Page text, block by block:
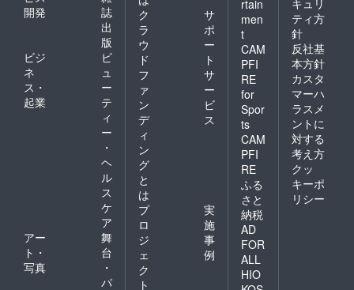
開発
誌
出
版
ビジ
ネ
ス・
起業
ビ
ュ
ー
テ
ィ
ー
・
ヘ
ル
ス
ケ
ア
アー
ト・
写真
舞
台
・
パ
ク
ラ
ウ
ド
フ
ァ
ン
デ
ィ
ン
グ
と
は
サ
ポ
ー
ト
サ
ー
ビ
ス
プ
ロ
ジ
ェ
ク
ト
実
施
事
例
rtain
men
t
CAM
PFI
RE
for
Spor
ts
CAM
PFI
RE
ふる
さと
納税
AD
FOR
ALL
HIO
ティ方
針
反社基
本方針
カスタ
マーハ
ラスメ
ントに
対する
考え方
クッ
キーポ
リシー